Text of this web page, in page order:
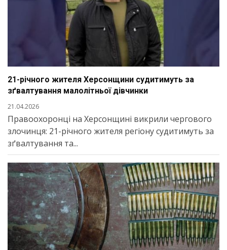
21-річного жителя Херсонщини судитимуть за
зґвалтування малолітньої дівчинки
21.04.2026
Правоохоронці на Херсонщині викрили чергового
злочинця: 21-річного жителя регіону судитимуть за
зґвалтування та...